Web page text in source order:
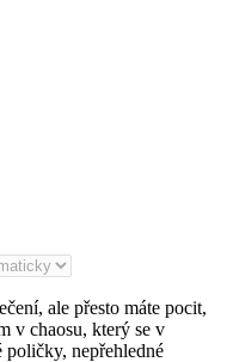
ale přesto máte pocit,
v chaosu, který se v
poličky, nepřehledné